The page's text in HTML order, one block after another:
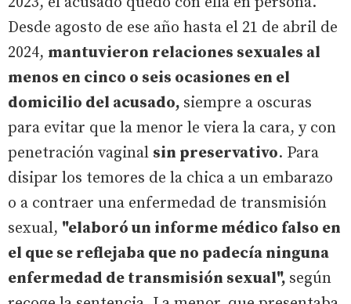
Desde agosto de ese año hasta el 21 de abril de
2024, mantuvieron relaciones sexuales al
menos en cinco o seis ocasiones en el
domicilio del acusado, siempre a oscuras
para evitar que la menor le viera la cara, y con
penetración vaginal sin preservativo. Para
disipar los temores de la chica a un embarazo
o a contraer una enfermedad de transmisión
sexual, "elaboró un informe médico falso en
el que se reflejaba que no padecía ninguna
enfermedad de transmisión sexual", según